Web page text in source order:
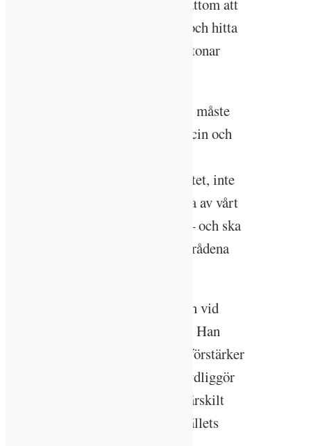
Behoven är många, och det är bråttom att
förbättra människors livsvillkor och hitta
lösningar på globala problem, betonar
– Takten för energiomställningen måste
öka, fler lösningar inom biomedicin och
intensifiera arbetet med cirkularitet, inte
minst inom byggindustrin. Många av vårt
samhälles stora utmaningar kan – och ska
– just forskningen inom profilområdena
Ett särskilt ansvar för forskningen vid
LTH har prorektor Heiner Linke. Han
understryker att profilområdena förstärker
LTH:s spjutspetsforskning och tydliggör
inom vilka områden fakulteten särskilt
kan bidra till lösningar för samhällets